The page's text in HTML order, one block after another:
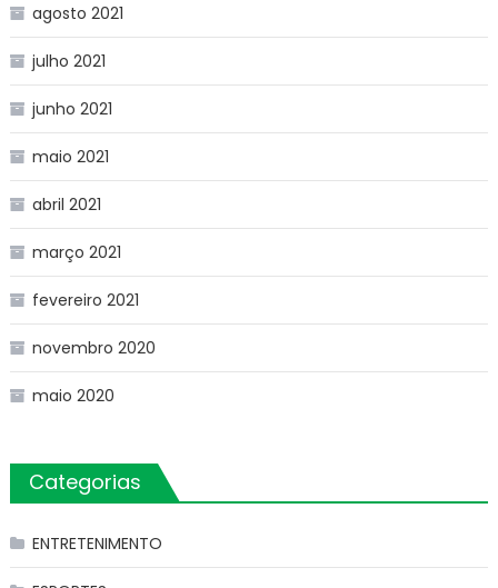
agosto 2021
julho 2021
junho 2021
maio 2021
abril 2021
março 2021
fevereiro 2021
novembro 2020
maio 2020
Categorias
ENTRETENIMENTO